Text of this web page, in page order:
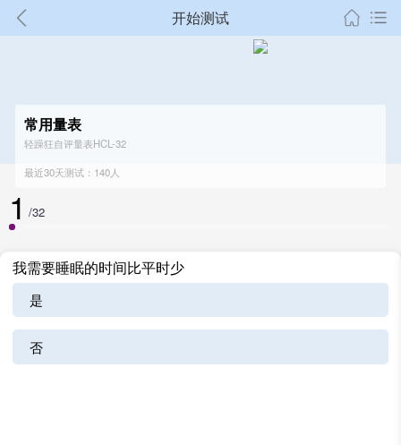
开始测试
常用量表
轻躁狂自评量表HCL-32
最近30天测试：140人
1 /32
我需要睡眠的时间比平时少
是
否